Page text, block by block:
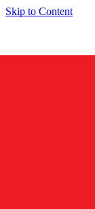
Skip to Content